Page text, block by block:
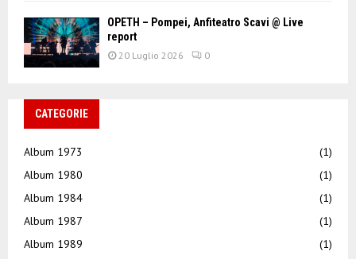
OPETH – Pompei, Anfiteatro Scavi @ Live
report
20 Luglio 2026 0
CATEGORIE
Album 1973
(1)
Album 1980
(1)
Album 1984
(1)
Album 1987
(1)
Album 1989
(1)